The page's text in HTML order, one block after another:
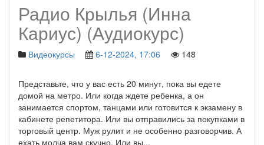
Радио Крылья (Инна
Кариус) (Аудиокурс)
Видеокурсы 6-12-2024, 17:06 148
Представьте, что у вас есть 20 минут, пока вы едете
домой на метро. Или когда ждете ребенка, а он
занимается спортом, танцами или готовится к экзамену в
кабинете репетитора. Или вы отправились за покупками в
торговый центр. Муж рулит и не особенно разговорчив. А
ехать молча вам скучно. Или вы...